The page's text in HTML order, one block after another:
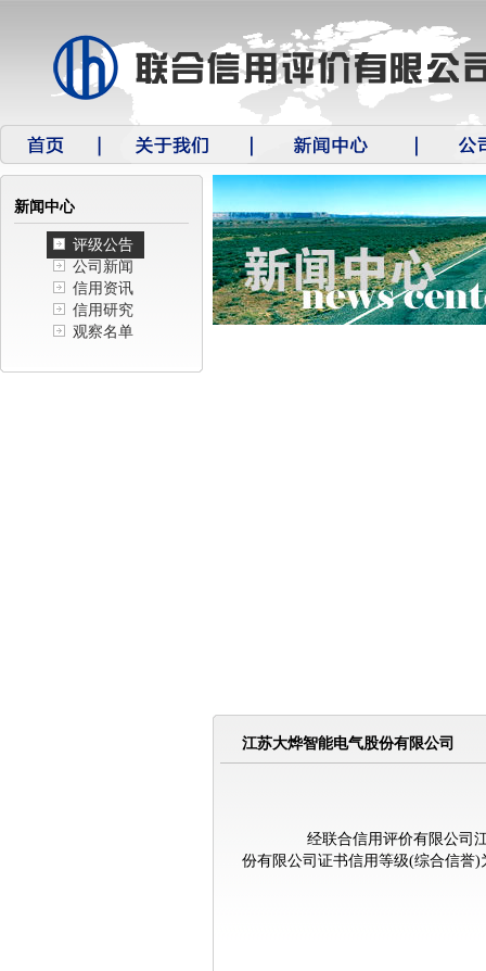
新闻中心
评级公告
公司新闻
信用资讯
信用研究
观察名单
江苏大烨智能电气股份有限公司
经联合信用评价有限公司江苏
份有限公司 证书信用等级(综合信誉)